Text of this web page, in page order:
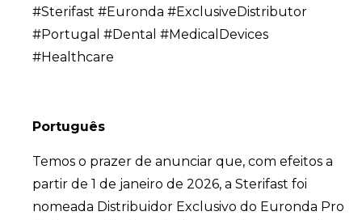
#Sterifast #Euronda #ExclusiveDistributor
#Portugal #Dental #MedicalDevices
#Healthcare
Português
Temos o prazer de anunciar que, com efeitos a
partir de 1 de janeiro de 2026, a Sterifast foi
nomeada Distribuidor Exclusivo do Euronda Pro